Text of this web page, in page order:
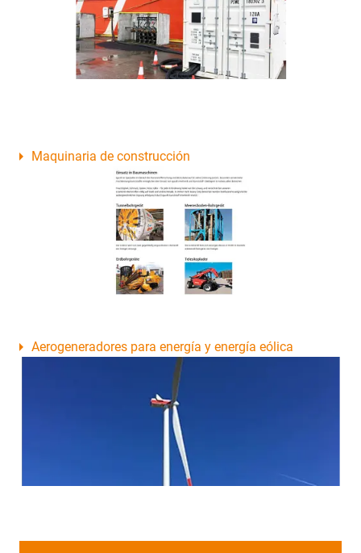
Maquinaria de construcción
Aerogeneradores para energía y energía eólica